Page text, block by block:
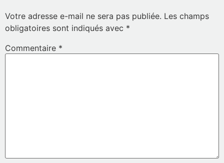
Votre adresse e-mail ne sera pas publiée. Les champs
obligatoires sont indiqués avec *
Commentaire *